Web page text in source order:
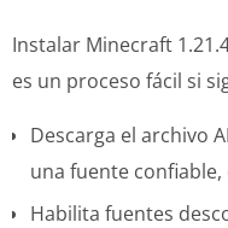
Instalar Minecraft
es un proceso fácil si
Descarga el archivo
una fuente
Habilita fuentes